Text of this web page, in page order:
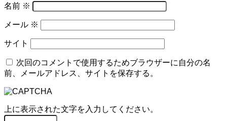
名前 ※
メール ※
サイト
次回のコメントで使用するためブラウザーに自分の名
前、メールアドレス、サイトを保存する。
上に表示された文字を入力してください。